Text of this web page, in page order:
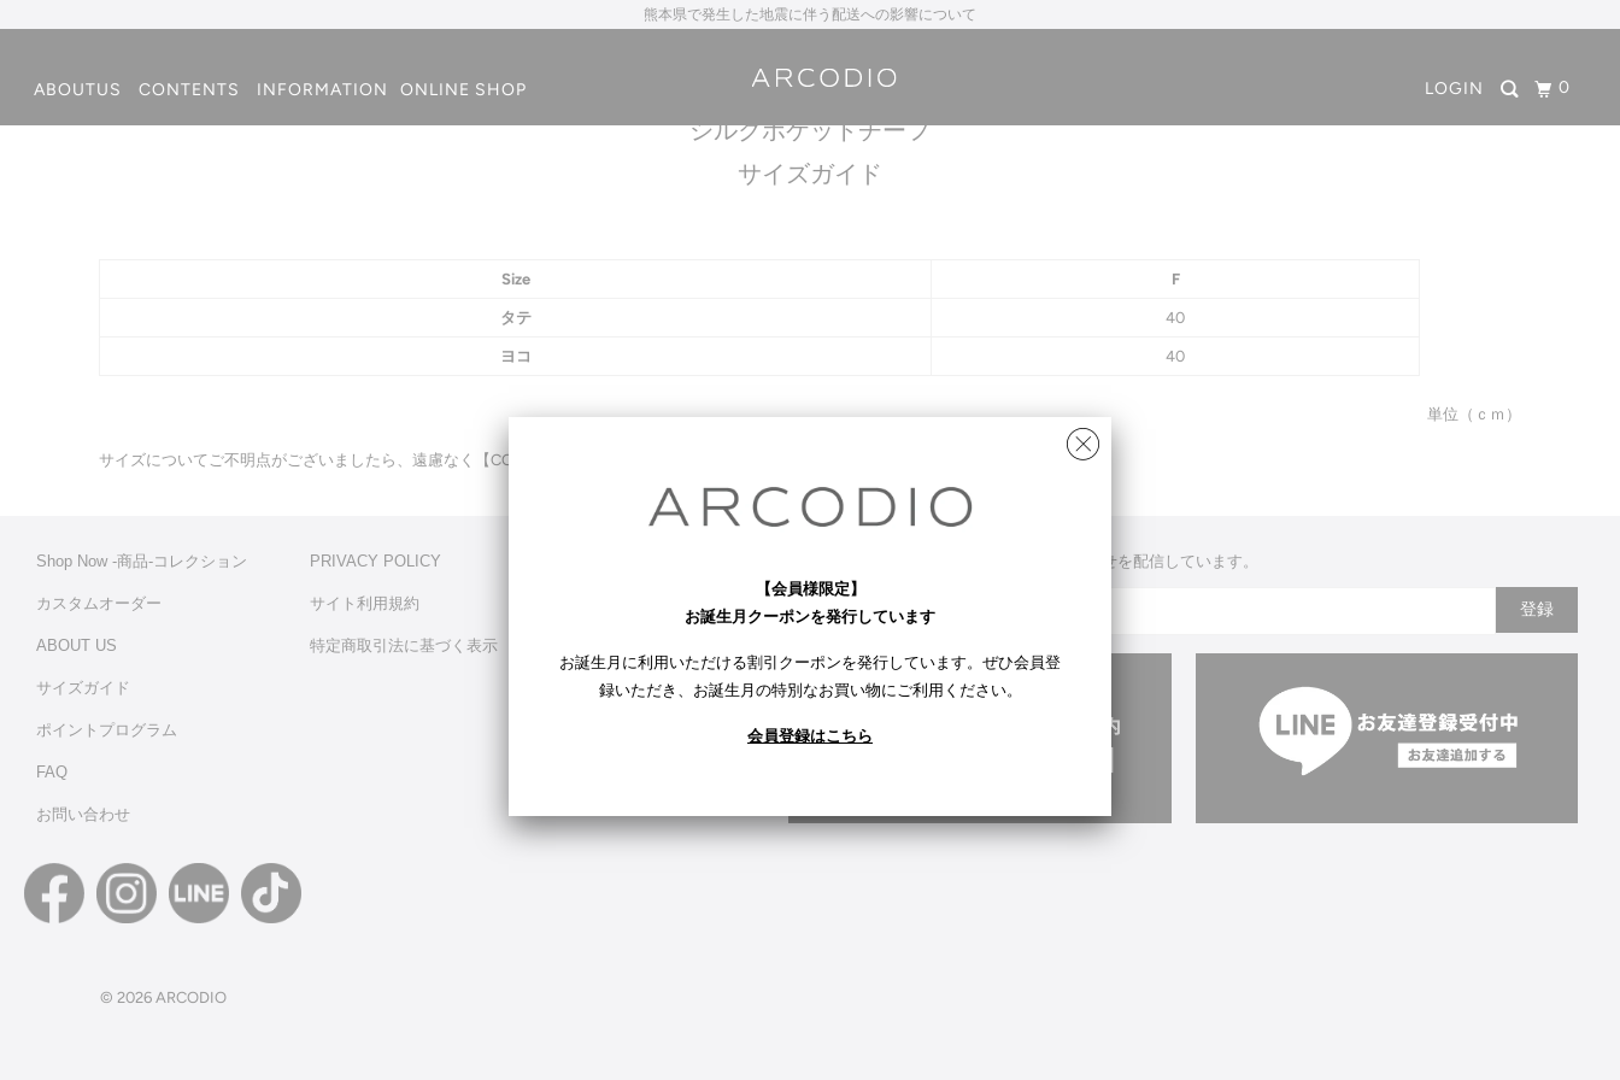
熊本県で発生した地震に伴う配送への影響について
LOGIN 0
ABOUTUS CONTENTS INFORMATION ONLINE SHOP
THE SOLE
シルクポケットチーフ
サイズガイド
Size F
タテ 40
ヨコ 40
単位（ｃｍ）
サイズについてご不明点がございましたら、遠慮なく【CONTACT】までお問い合わせください。
Shop Now -商品‐コレクション
カスタムオーダー
ABOUT US
サイズガイド
ポイントプログラム
FAQ
お問い合わせ
PRIVACY POLICY
サイト利用規約
特定商取引法に基づく表示
メールマガジンで新作情報や、お得なお知らせを配信しています。
© 2026 ARCODIO
【会員様限定】
お誕生月クーポンを発行しています
お誕生月に利用いただける割引クーポンを発行しています。ぜひ会員登
録いただき、お誕生月の特別なお買い物にご利用ください。
会員登録はこちら